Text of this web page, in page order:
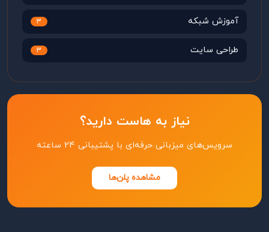
آموزش شبکه 3
طراحی سایت 3
نیاز به هاست دارید؟
سرویس‌های میزبانی حرفه‌ای با پشتیبانی ۲۴ ساعته
مشاهده پلن‌ها